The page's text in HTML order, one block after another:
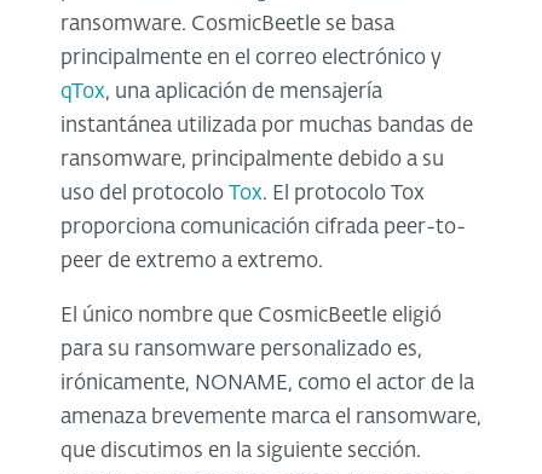
ransomware. CosmicBeetle se basa
principalmente en el correo electrónico y
qTox, una aplicación de mensajería
instantánea utilizada por muchas bandas de
ransomware, principalmente debido a su
uso del protocolo Tox. El protocolo Tox
proporciona comunicación cifrada peer-to-
peer de extremo a extremo.
El único nombre que CosmicBeetle eligió
para su ransomware personalizado es,
irónicamente, NONAME, como el actor de la
amenaza brevemente marca el ransomware,
que discutimos en la siguiente sección.